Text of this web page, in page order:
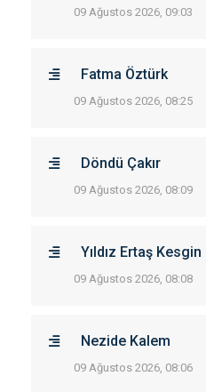
09 Ağustos 2026, 09:03
Fatma Öztürk
09 Ağustos 2026, 08:25
Döndü Çakır
09 Ağustos 2026, 08:09
Yıldız Ertaş Kesgin
09 Ağustos 2026, 08:08
Nezide Kalem
09 Ağustos 2026, 08:06